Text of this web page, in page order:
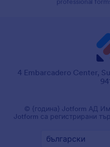
4 Embarcadero Center,
© {година} Jotform АД
Jotform са регистрирани